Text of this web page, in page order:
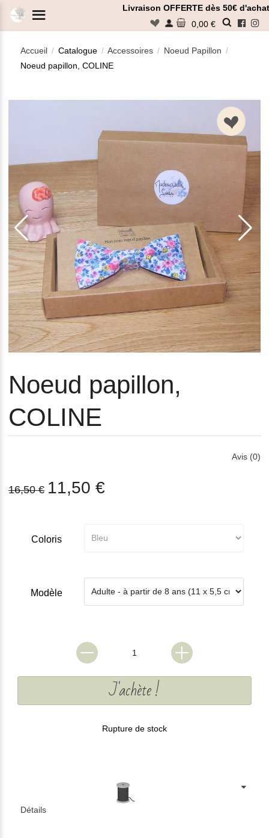
Livraison OFFERTE dès 50€
n 0,00 €
Accueil / Catalogue / Accessoires / Noeud Papillon /
Noeud papillon, COLINE
n
Noeud papillon,
COLINE
Avis (0)
16,50 € 11,50 €
Coloris
Modèle
J'achète !
Rupture de stock
Détails
Panneau de gestion des cookies